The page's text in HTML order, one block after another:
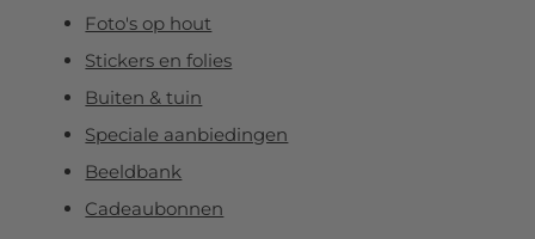
Foto's op hout
Stickers en folies
Buiten & tuin
Speciale aanbiedingen
Beeldbank
Cadeaubonnen